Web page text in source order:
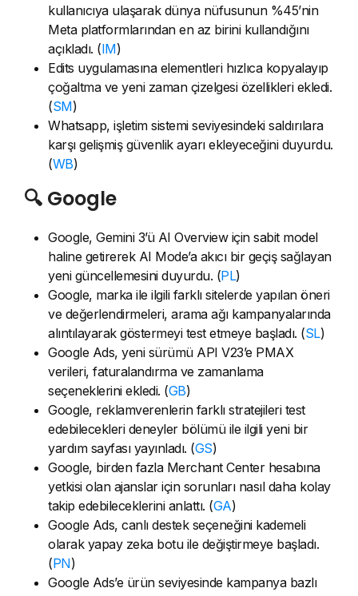
kullanıcıya ulaşarak dünya nüfusunun %45’nin
Meta platformlarından en az birini kullandığını
açıkladı. (IM)
Edits uygulamasına elementleri hızlıca kopyalayıp
çoğaltma ve yeni zaman çizelgesi özellikleri ekledi.
(SM)
Whatsapp, işletim sistemi seviyesindeki saldırılara
karşı gelişmiş güvenlik ayarı ekleyeceğini duyurdu.
(WB)
🔍 Google
Google, Gemini 3’ü AI Overview için sabit model
haline getirerek AI Mode’a akıcı bir geçiş sağlayan
yeni güncellemesini duyurdu. (PL)
Google, marka ile ilgili farklı sitelerde yapılan öneri
ve değerlendirmeleri, arama ağı kampanyalarında
alıntılayarak göstermeyi test etmeye başladı. (SL)
Google Ads, yeni sürümü API V23’e PMAX
verileri, faturalandırma ve zamanlama
seçeneklerini ekledi. (GB)
Google, reklamverenlerin farklı stratejileri test
edebilecekleri deneyler bölümü ile ilgili yeni bir
yardım sayfası yayınladı. (GS)
Google, birden fazla Merchant Center hesabına
yetkisi olan ajanslar için sorunları nasıl daha kolay
takip edebileceklerini anlattı. (GA)
Google Ads, canlı destek seçeneğini kademeli
olarak yapay zeka botu ile değiştirmeye başladı.
(PN)
Google Ads’e ürün seviyesinde kampanya bazlı